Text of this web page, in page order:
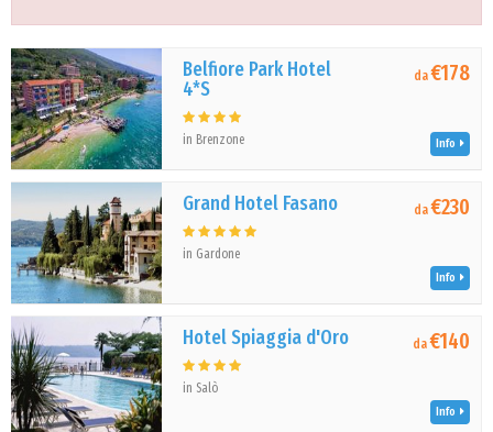
Belfiore Park Hotel
4*S
in Brenzone
da€178
Info
Grand Hotel Fasano
in Gardone
da€230
Info
Hotel Spiaggia d'Oro
in Salò
da€140
Info